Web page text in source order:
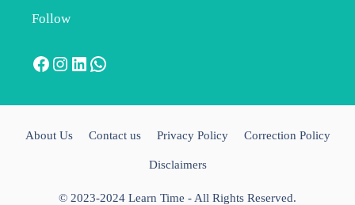
Follow
Facebook
Instagram
LinkedIn
WhatsApp
About Us Contact us Privacy Policy Correction Policy
Disclaimers
© 2023-2024 Learn Time - All Rights Reserved.